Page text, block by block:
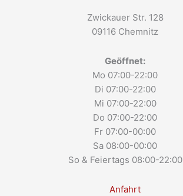
Zwickauer Str. 128
09116 Chemnitz
Geöffnet:
Mo 07:00-22:00
Di 07:00-22:00
Mi 07:00-22:00
Do 07:00-22:00
Fr 07:00-00:00
Sa 08:00-00:00
So & Feiertags 08:00-22:00
Anfahrt